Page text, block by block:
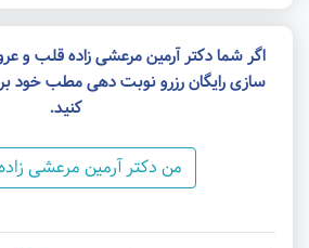
اگر شما دکتر آرمین مرعشی زاده قلب و
سازی رایگان رزرو نوبت دهی مطب خود
کنید.
من دکتر آرمین مرعشی